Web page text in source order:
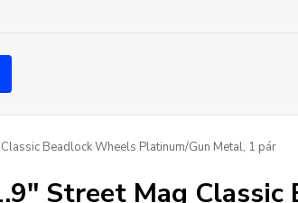
Beadlock Wheels Platinum/Gun Metal, 1 pár
Street Mag Classic